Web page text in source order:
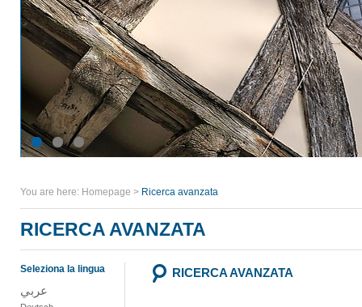
You are here: Homepage > Ricerca avanzata
RICERCA AVANZATA
Seleziona la lingua
عربي
RICERCA AVANZATA